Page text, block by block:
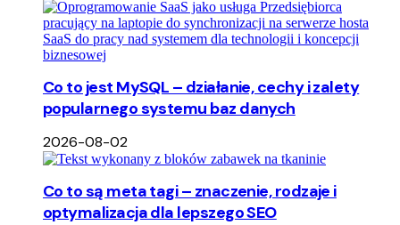
Co to jest MySQL – działanie, cechy i zalety
popularnego systemu baz danych
2026-08-02
Co to są meta tagi – znaczenie, rodzaje i
optymalizacja dla lepszego SEO